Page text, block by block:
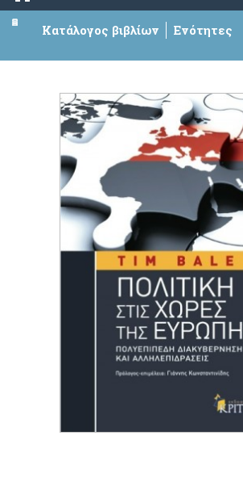
Κατάλογος βιβλίων Ενότητες